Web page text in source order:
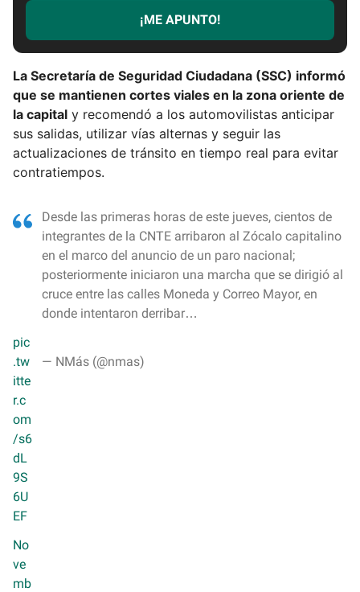
r
e
m
¡ME APUNTO!
La Secretaría de Seguridad Ciudadana (SSC) informó
que se mantienen cortes viales en la zona oriente de
la capital y recomendó a los automovilistas anticipar
sus salidas, utilizar vías alternas y seguir las
actualizaciones de tránsito en tiempo real para evitar
contratiempos.
Desde las primeras horas de este jueves, cientos de
integrantes de la CNTE arribaron al Zócalo capitalino
en el marco del anuncio de un paro nacional;
posteriormente iniciaron una marcha que se dirigió al
cruce entre las calles Moneda y Correo Mayor, en
donde intentaron derribar…
pic
.tw
itte
r.c
om
/s6
dL
9S
6U
EF
— NMás (@nmas)
No
ve
mb